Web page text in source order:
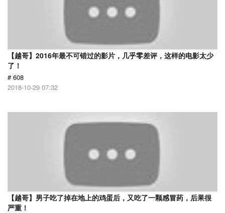
【越哥】2016年最不可错过的影片，几乎零差评，这样的电影太少
了！
# 608
2018-10-29 07:32
【越哥】男子吃了掉在地上的鸡蛋后，又吃了一颗感冒药，后果很
严重！